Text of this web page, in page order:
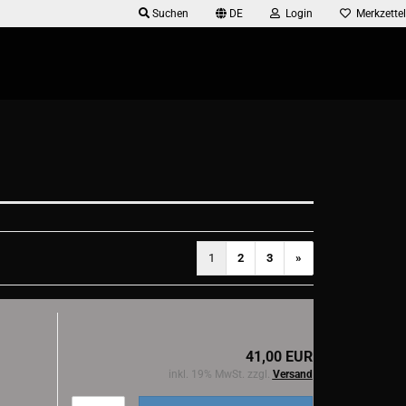
Suchen DE Login Merkzettel
1 2 3 »
41,00 EUR
inkl. 19% MwSt. zzgl. Versand